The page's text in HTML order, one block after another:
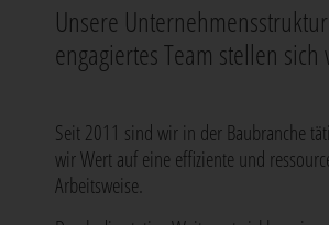
Unsere
engagiertes Team stellen sich
Seit 2011 sind wir in der Baubranche
wir Wert auf eine effiziente und
Arbeitsweise.